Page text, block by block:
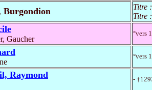
Burgondion
Titre
Titre
Gaucher
°vers
°vers
Raymond -